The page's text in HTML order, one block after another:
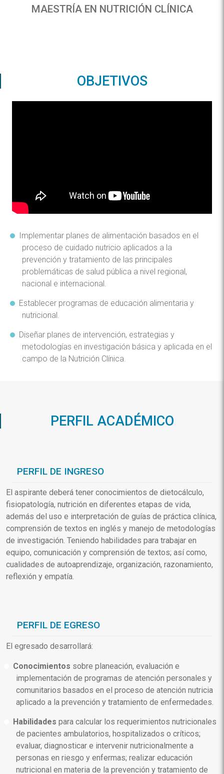
MAESTRÍA EN NUTRICIÓN CLÍNICA
OBJETIVOS
Implementar planes de alimentación basados en el
proceso de cuidado nutricio aplicados a la
prevención y tratamiento de las principales
problemáticas de salud pública a nivel regional,
nacional e internacional.
Establecer programas de educación alimentaria y
nutricional.
Diseñar planes de intervención, estrategias y
metodologías en investigación básica y aplicada en el
campo de la Nutrición Clínica.
PERFIL ACADÉMICO
PERFIL DE INGRESO
El aspirante deberá tener conocimientos de dietocálculo,
fisiopatología, nutrición en diferentes etapas de vida,
además del uso e interpretación de guías de práctica clínica,
comprensión de textos en inglés y manejo de metodologías
de investigación. Teniendo habilidades para trabajar en
equipo, comunicación y comprensión de textos; así como,
cualidades de autoaprendizaje, organización, razonamiento,
reflexión y empatía.
PERFIL DE EGRESO
El egresado desarrollará:
Conocimientos sobre planeación, evaluación e
implementación de programas de atención personales y
comunitarios basados en el proceso de atención nutricia
aplicado a la prevención y tratamiento de enfermedades.
Habilidades para calcular los requerimientos nutricionales
de pacientes ambulatorios, hospitalizados o críticos;
evaluar, diagnosticar e intervenir nutricionalmente a
personas en riesgo y enfermas; realizar educación
nutricional en materia de la prevención y tratamiento de